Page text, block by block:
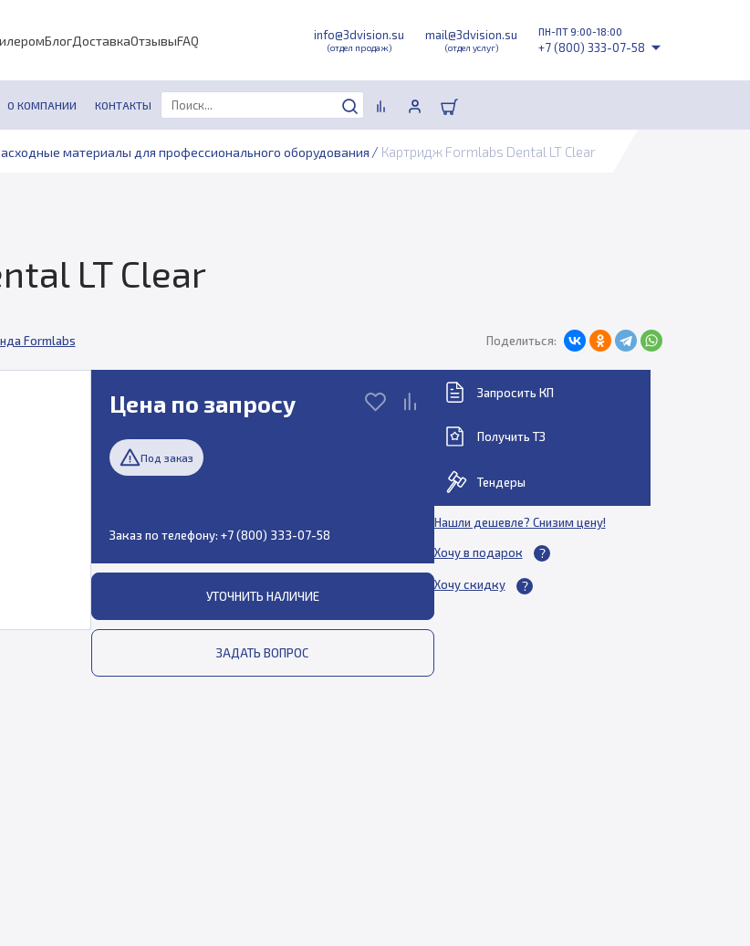
БлогДоставкаОтзывыFAQ info@3dvision.su
(отдел продаж)
mail@3dvision.su
(отдел услуг)
ПН-ПТ 9:00-18:00
+7 (800) 333-07-58
О КОМПАНИИ КОНТАКТЫ
материалы для профессионального оборудования / Картридж Formlabs Dental LT Clear
LT Clear
Formlabs Поделиться:
Цена по запросу
Под заказ
Заказ по телефону: +7 (800) 333-07-58
УТОЧНИТЬ НАЛИЧИЕ
ЗАДАТЬ ВОПРОС
Запросить КП
Получить ТЗ
Тендеры
Нашли дешевле? Снизим цену!
Хочу в подарок
Хочу скидку